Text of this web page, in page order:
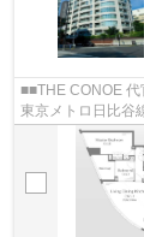
■■THE CONOE 代官山■■ 2016年2月完成 東急東横線
東京メトロ日比谷